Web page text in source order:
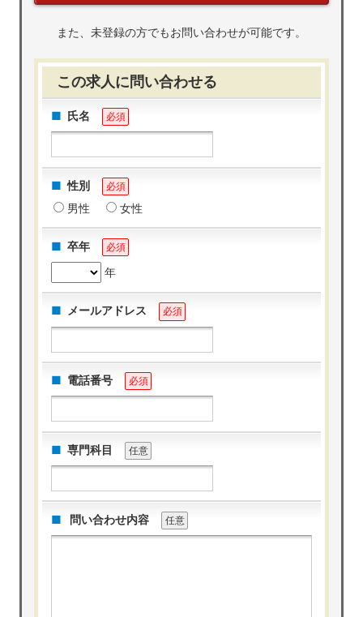
また、未登録の方でもお問い合わせが可能です。
この求人に問い合わせる
氏名 必須
性別 必須
男性 女性
卒年 必須
年
メールアドレス 必須
電話番号 必須
専門科目 任意
問い合わせ内容 任意